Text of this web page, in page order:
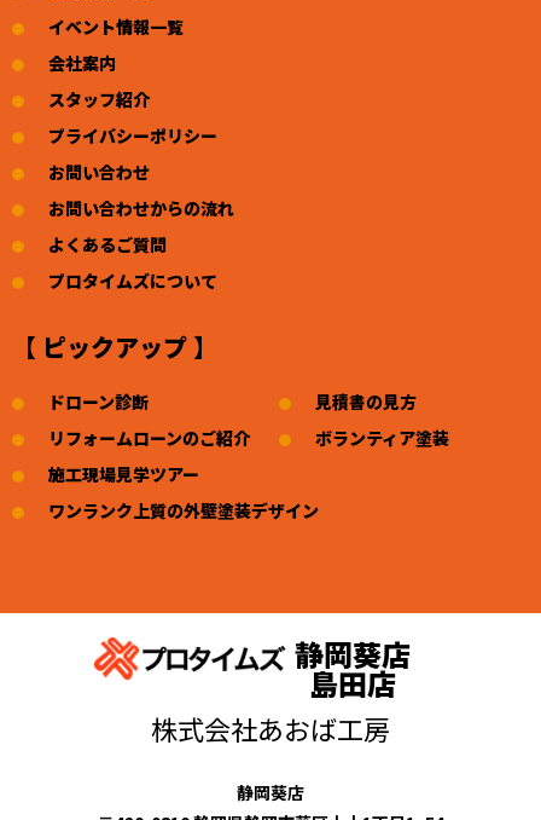
イベント情報一覧
会社案内
スタッフ紹介
プライバシーポリシー
お問い合わせ
お問い合わせからの流れ
よくあるご質問
プロタイムズについて
【 ピックアップ 】
ドローン診断
リフォームローンのご紹介
見積書の見方
ボランティア塗装
施工現場見学ツアー
ワンランク上質の外壁塗装デザイン
静岡葵店
島田店
株式会社あおば工房
静岡葵店